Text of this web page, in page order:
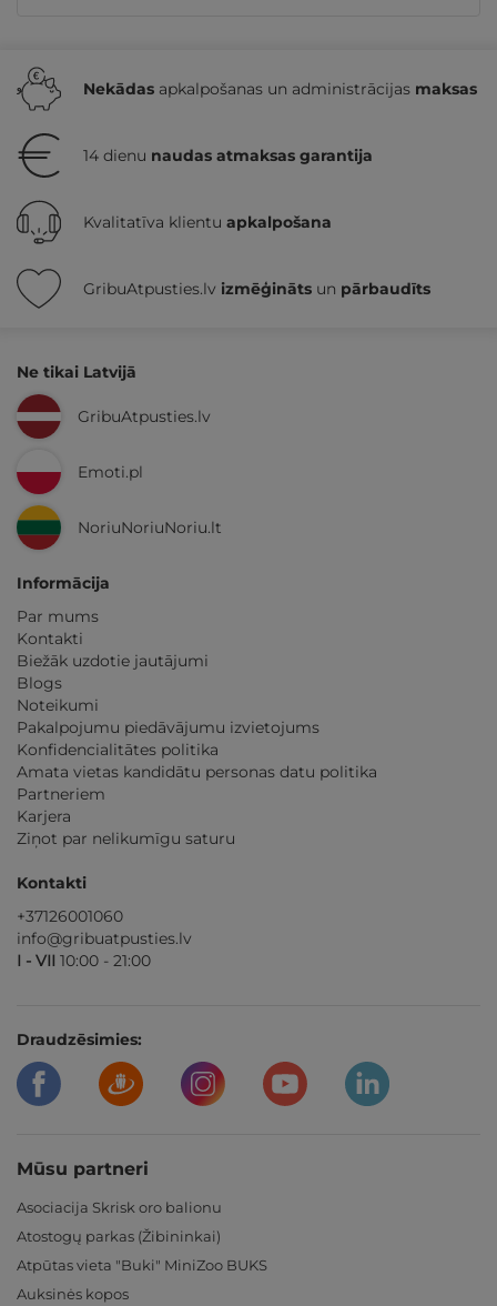
Nekādas apkalpošanas un administrācijas maksas
14 dienu naudas atmaksas garantija
Kvalitatīva klientu apkalpošana
GribuAtpusties.lv izmēģināts un pārbaudīts
Ne tikai Latvijā
GribuAtpusties.lv
Emoti.pl
NoriuNoriuNoriu.lt
Informācija
Par mums
Kontakti
Biežāk uzdotie jautājumi
Blogs
Noteikumi
Pakalpojumu piedāvājumu izvietojums
Konfidencialitātes politika
Amata vietas kandidātu personas datu politika
Partneriem
Karjera
Ziņot par nelikumīgu saturu
Kontakti
+37126001060
info@gribuatpusties.lv
I - VII 10:00 - 21:00
Draudzēsimies:
Mūsu partneri
Asociacija Skrisk oro balionu
Atostogų parkas (Žibininkai)
Atpūtas vieta "Buki" MiniZoo BUKS
Auksinės kopos